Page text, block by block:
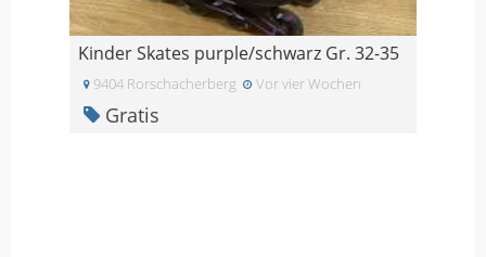
Kinder Skates purple/schwarz Gr. 32-35
9404 Rorschacherberg Vor vier Wochen
Gratis